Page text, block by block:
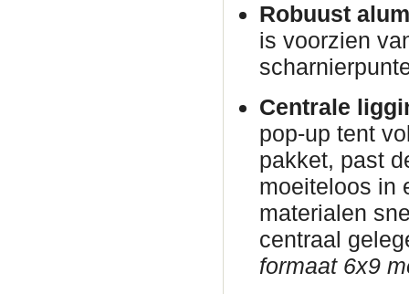
Robuust
is voorzien
Centrale
pop-up tent
pakket, past
moeiteloos in
materialen
centraal
formaat 6x9